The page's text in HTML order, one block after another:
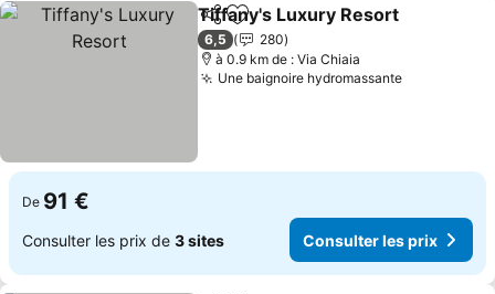
PartagerAjouter à mes favoris
Tiffany's Luxury Resort
6,5
280
à 0.9 km de : Via Chiaia
Une baignoire hydromassanteConsulter
De 91 €
Consulter les prix de 3 sites Consulter les prix